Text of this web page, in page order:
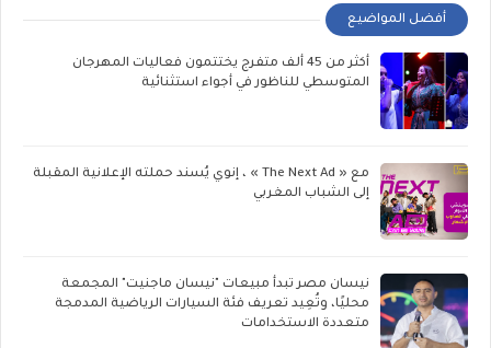
أفضل المواضيع
أكثر من 45 ألف متفرج يختتمون فعاليات المهرجان
المتوسطي للناظور في أجواء استثنائية
مع « The Next Ad » ، إنوي يُسند حملته الإعلانية المقبلة
إلى الشباب المغربي
نيسان مصر تبدأ مبيعات "نيسان ماجنيت" المجمعة
محليًا، وتُعِيد تعريف فئة السيارات الرياضية المدمجة
متعددة الاستخدامات